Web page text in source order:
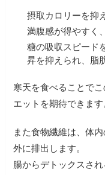
摂取カロリーを抑
満腹感が得やすく
糖の吸収スピード
昇を抑えられ、脂
寒天を食べることで
エットを期待できます
また食物繊維は、体
外に排出します。
腸からデトックスさ